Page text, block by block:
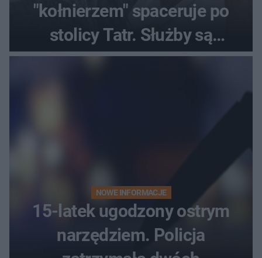
"kołnierzem" spaceruje po
stolicy Tatr. Służby są
bezradne
NOWE INFORMACJE
15-latek ugodzony ostrym
narzędziem. Policja